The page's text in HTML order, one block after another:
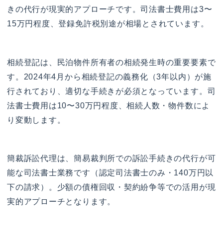
きの代行が現実的アプローチです。司法書士費用は3〜
15万円程度、登録免許税別途が相場とされています。
相続登記は、民泊物件所有者の相続発生時の重要要素で
す。2024年4月から相続登記の義務化（3年以内）が施
行されており、適切な手続きが必須となっています。司
法書士費用は10〜30万円程度、相続人数・物件数によ
り変動します。
簡裁訴訟代理は、簡易裁判所での訴訟手続きの代行が可
能な司法書士業務です（認定司法書士のみ・140万円以
下の請求）。少額の債権回収・契約紛争等での活用が現
実的アプローチとなります。